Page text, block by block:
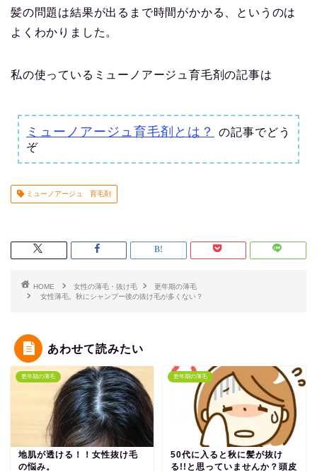
髪の問題は結果が出るまで時間がかかる、というのは
よくわかりました。
私の使っているミューノアージュ育毛剤の記事は
ミューノアージュ育毛剤とは？
の記事でどう
ぞ
ミューノアージュ 育毛剤
HOME 女性の薄毛・抜け毛
更年期の薄毛
女性薄毛。秋にシャンプー後の抜け毛が多くない？
あわせて読みたい
更年期の薄毛
地肌が透ける！！女性抜け毛
の悩み。
更年期の薄毛
50代に入ると秋に髪が抜け
る!!と思っていませんか？頭皮